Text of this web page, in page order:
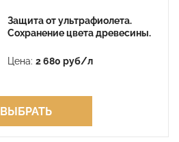
Защита от ультрафиолета.
Сохранение цвета древесины.
Цена:2 680 руб/л
ВЫБРАТЬ